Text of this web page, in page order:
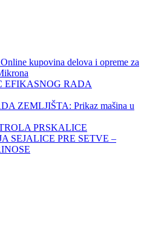
kupovina delova i opreme za
EFIKASNOG RADA
ZEMLJIŠTA: Prikaz mašina u
PRSKALICE
SEJALICE PRE SETVE –